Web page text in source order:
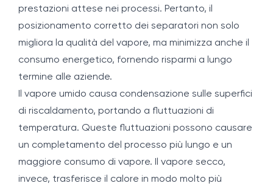
prestazioni attese nei processi. Pertanto, il
posizionamento corretto dei separatori non solo
migliora la qualità del vapore, ma minimizza anche il
consumo energetico, fornendo risparmi a lungo
termine alle aziende.
Il vapore umido causa condensazione sulle superfici
di riscaldamento, portando a fluttuazioni di
temperatura. Queste fluttuazioni possono causare
un completamento del processo più lungo e un
maggiore consumo di vapore. Il vapore secco,
invece, trasferisce il calore in modo molto più